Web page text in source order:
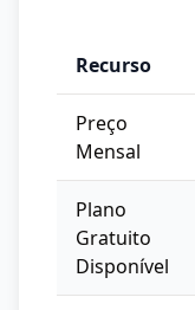
Recurso
Preço
Mensal
Plano
Gratuito
Disponível